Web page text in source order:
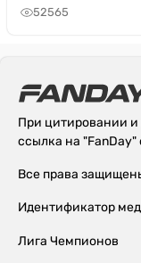
52565
При цитировании
ссылка на "FanDay"
Все права
Идентификатор
Лига Чемпионов